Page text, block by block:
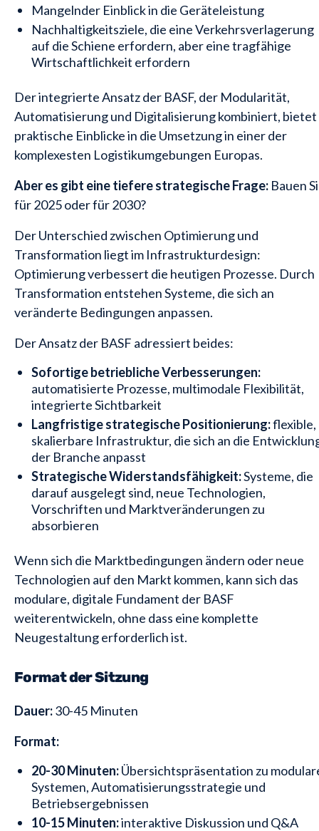
Mangelnder Einblick in die Geräteleistung
Nachhaltigkeitsziele, die eine Verkehrsverlagerung
auf die Schiene erfordern, aber eine tragfähige
Wirtschaftlichkeit erfordern
Der integrierte Ansatz der BASF, der Modularität,
Automatisierung und Digitalisierung kombiniert, bietet
praktische Einblicke in die Umsetzung in einer der
komplexesten Logistikumgebungen Europas.
Aber es gibt eine tiefere strategische Frage: Bauen
für 2025 oder für 2030?
Der Unterschied zwischen Optimierung und
Transformation liegt im Infrastrukturdesign:
Optimierung verbessert die heutigen Prozesse. Durch
Transformation entstehen Systeme, die sich an
veränderte Bedingungen anpassen.
Der Ansatz der BASF adressiert beides:
Sofortige betriebliche Verbesserungen:
automatisierte Prozesse, multimodale Flexibilität,
integrierte Sichtbarkeit
Langfristige strategische Positionierung:flexible,
skalierbare Infrastruktur, die sich an die
der Branche anpasst
Strategische Widerstandsfähigkeit:Systeme, die
darauf ausgelegt sind, neue Technologien,
Vorschriften und Marktveränderungen zu
absorbieren
Wenn sich die Marktbedingungen ändern oder neue
Technologien auf den Markt kommen, kann sich das
modulare, digitale Fundament der BASF
weiterentwickeln, ohne dass eine komplette
Neugestaltung erforderlich ist.
Format der Sitzung
Dauer:30-45 Minuten
Format:
20-30 Minuten:Übersichtspräsentation zu
Systemen, Automatisierungsstrategie und
Betriebsergebnissen
10-15 Minuten:interaktive Diskussion und Q&A